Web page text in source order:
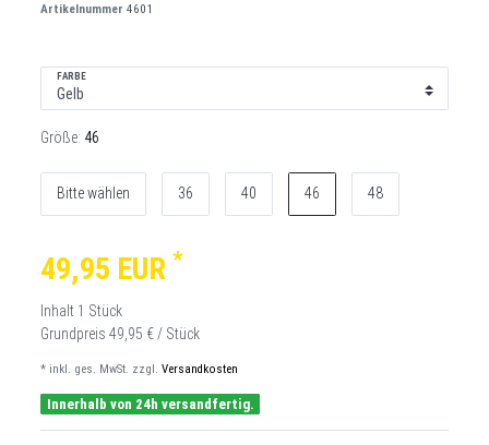
Artikelnummer4601
FARBE
Größe: 46
Bitte wählen 36 40 46 48
49,95 EUR *
Inhalt 1 Stück
Grundpreis49,95 € / Stück
* inkl. ges. MwSt. zzgl. Versandkosten
Innerhalb von 24h versandfertig.